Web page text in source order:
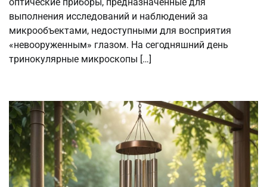
выполнения исследований и наблюдений за
микрообъектами, недоступными для восприятия
«невооруженным» глазом. На сегодняшний день
тринокулярные микроскопы […]